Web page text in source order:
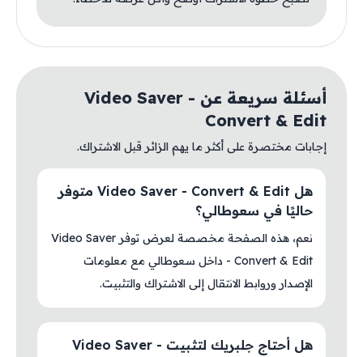
أسئلة سريعة عن Video Saver -
Convert & Edit
إجابات مختصرة على أكثر ما يهم الزائر قبل الاشتراك.
هل Video Saver - Convert & Edit متوفر
حاليًا في سعوطالي؟
نعم، هذه الصفحة مخصصة لعرض توفر Video Saver
- Convert & Edit داخل سعوطالي مع معلومات
الإصدار وروابط الانتقال إلى الاشتراك والتثبيت.
هل أحتاج جلبريك لتثبيت Video Saver -